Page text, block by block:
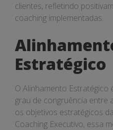
clientes, refletindo
coaching implementadas.
Estratégico
O Alinhamento Estratégico
grau de congruência entre
os objetivos estratégicos
Coaching Executivo, essa